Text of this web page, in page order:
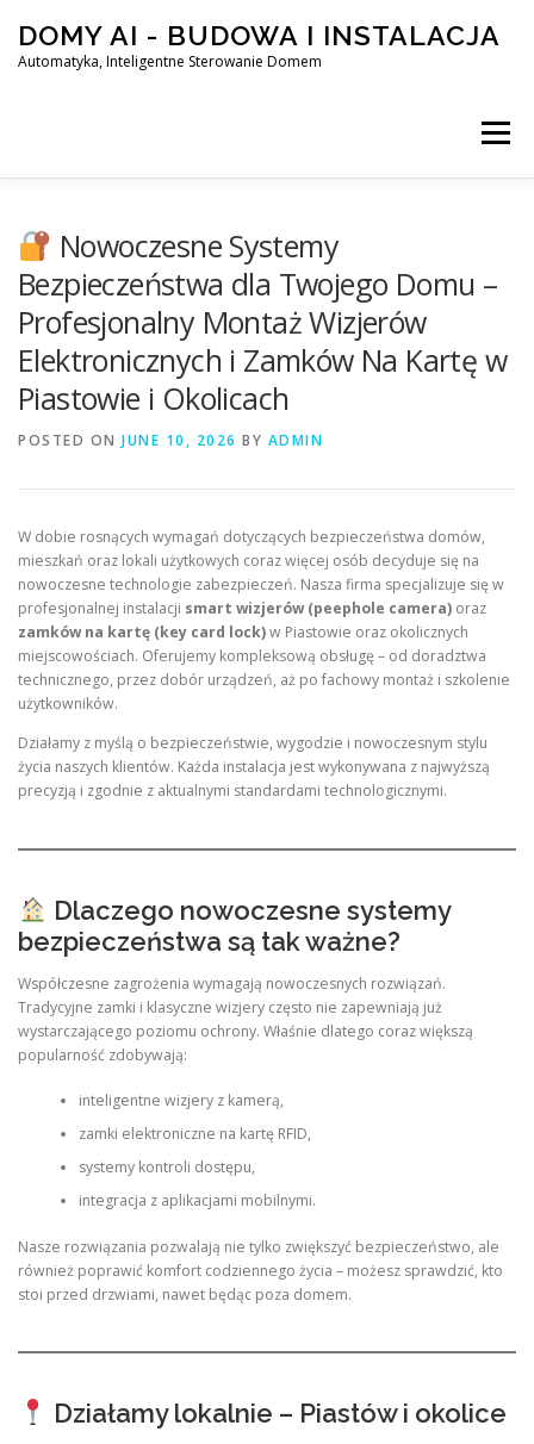
content
DOMY AI - BUDOWA I INSTALACJA
Automatyka, Inteligentne Sterowanie Domem
Menu
SMART DOM AI – AUTOMATYKA, INTELIGENTNE
BLOG KONTAKT
Nowoczesne Systemy
Bezpieczeństwa dla Twojego Domu –
Profesjonalny Montaż Wizjerów
Elektronicznych i Zamków Na Kartę w
Piastowie i Okolicach
POSTED ON JUNE 10, 2026 BY ADMIN
W dobie rosnących wymagań dotyczących bezpieczeństwa domów,
mieszkań oraz lokali użytkowych coraz więcej osób decyduje się na
nowoczesne technologie zabezpieczeń. Nasza firma specjalizuje się w
profesjonalnej instalacji smart wizjerów (peephole camera) oraz
zamków na kartę (key card lock)w Piastowie oraz okolicznych
miejscowościach. Oferujemy kompleksową obsługę – od doradztwa
technicznego, przez dobór urządzeń, aż po fachowy montaż i szkolenie
użytkowników.
Działamy z myślą o bezpieczeństwie, wygodzie i nowoczesnym stylu
życia naszych klientów. Każda instalacja jest wykonywana z najwyższą
precyzją i zgodnie z aktualnymi standardami technologicznymi.
Dlaczego nowoczesne systemy
bezpieczeństwa są tak ważne?
Współczesne zagrożenia wymagają nowoczesnych rozwiązań.
Tradycyjne zamki i klasyczne wizjery często nie zapewniają już
wystarczającego poziomu ochrony. Właśnie dlatego coraz większą
popularność zdobywają:
inteligentne wizjery z kamerą,
zamki elektroniczne na kartę RFID,
systemy kontroli dostępu,
integracja z aplikacjami mobilnymi.
Nasze rozwiązania pozwalają nie tylko zwiększyć bezpieczeństwo, ale
również poprawić komfort codziennego życia – możesz sprawdzić, kto
stoi przed drzwiami, nawet będąc poza domem.
Działamy lokalnie – Piastów i okolice